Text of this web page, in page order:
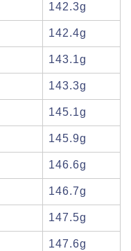
142.3g
142.4g
143.1g
143.3g
145.1g
145.9g
146.6g
146.7g
147.5g
147.6g